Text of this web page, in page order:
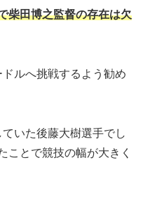
柴田博之監督の存在は欠
ルへ挑戦するよう勧め
いた後藤大樹選手でし
ことで競技の幅が大きく